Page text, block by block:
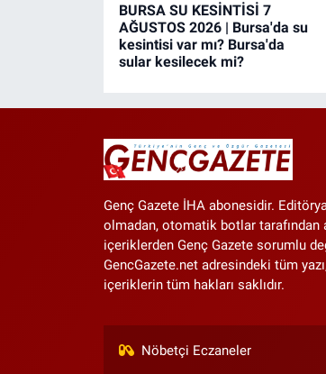
BURSA SU KESİNTİSİ 7
AĞUSTOS 2026 | Bursa'da su
kesintisi var mı? Bursa'da
sular kesilecek mi?
Genç Gazete İHA abonesidir.
olmadan, otomatik botlar tarafından
içeriklerden Genç Gazete sorumlu
GencGazete.net adresindeki tüm
içeriklerin tüm hakları saklıdır.
Nöbetçi Eczaneler